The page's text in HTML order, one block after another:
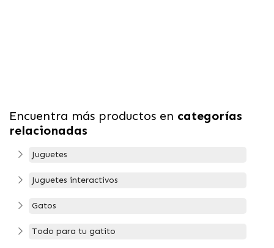
Encuentra más productos en categorías
relacionadas
Juguetes
Juguetes interactivos
Gatos
Todo para tu gatito